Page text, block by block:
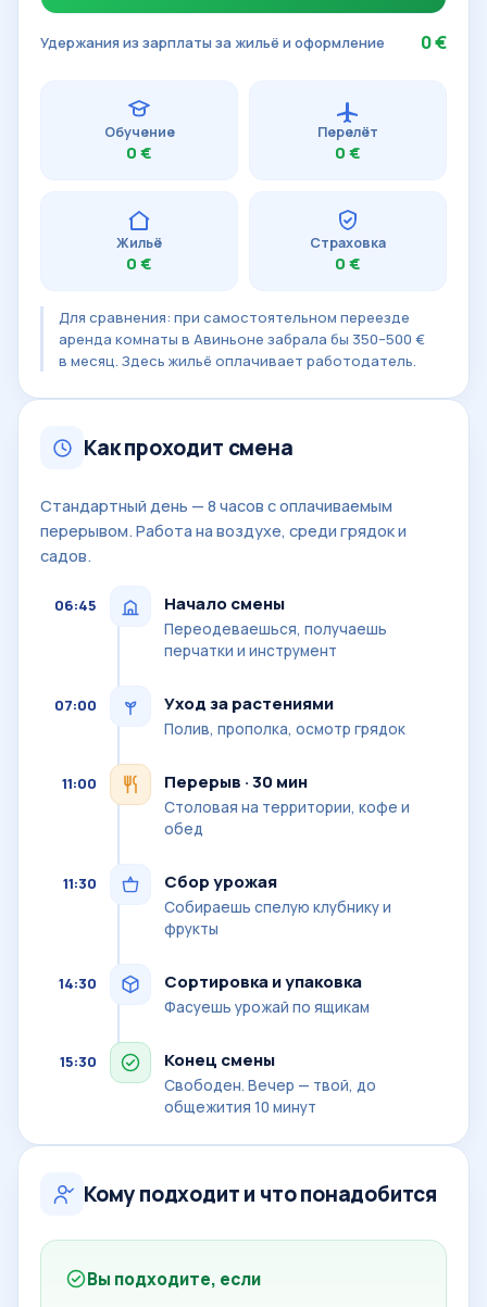
Удержания из зарплаты за жильё и оформление 0 €
Обучение
0 €
Перелёт
0 €
Жильё
0 €
Страховка
0 €
Для сравнения: при самостоятельном переезде
аренда комнаты в Авиньоне забрала бы 350–500 €
в месяц. Здесь жильё оплачивает работодатель.
Как проходит смена
Стандартный день — 8 часов с оплачиваемым
перерывом. Работа на воздухе, среди грядок и
садов.
06:45 Начало смены
Переодеваешься, получаешь
перчатки и инструмент
07:00 Уход за растениями
Полив, прополка, осмотр грядок
11:00 Перерыв · 30 мин
Столовая на территории, кофе и
обед
11:30 Сбор урожая
Собираешь спелую клубнику и
фрукты
14:30 Сортировка и упаковка
Фасуешь урожай по ящикам
15:30 Конец смены
Свободен. Вечер — твой, до
общежития 10 минут
Кому подходит и что понадобится
Вы подходите, если